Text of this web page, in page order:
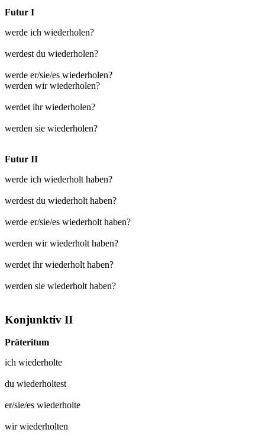
Futur I
werde ich wiederholen?
werdest du wiederholen?
werde er/sie/es wiederholen?
werden wir wiederholen?
werdet ihr wiederholen?
werden sie wiederholen?
Futur II
werde ich wiederholt haben?
werdest du wiederholt haben?
werde er/sie/es wiederholt haben?
werden wir wiederholt haben?
werdet ihr wiederholt haben?
werden sie wiederholt haben?
Konjunktiv II
Präteritum
ich wiederholte
du wiederholtest
er/sie/es wiederholte
wirwiederholten